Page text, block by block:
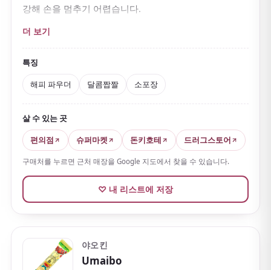
강해 손을 멈추기 어렵습니다.
1970년대 오일쇼크 시기에 '행복이 돌아오기를(Happy
Turn)' 바라는 마음으로 이름 지어졌습니다. 작은 봉지 포
장이라 먹기 편하고 선물로도 환영받습니다.
더 보기
특징
해피 파우더
달콤짭짤 소포장
살 수 있는 곳
편의점
슈퍼마켓 돈키호테 드러그스토어
구매처를 누르면 근처 매장을 Google 지도에서 찾을 수 있습니다.
♡ 내 리스트에 저장
야오킨
Umaibo